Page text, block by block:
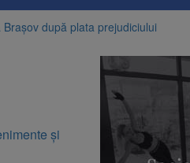
după plata prejudiciului
și Comprest. Motivul: platforme de
de peste 1 milion de lei și termen
în Bartolomeu-Avantgarden.
și